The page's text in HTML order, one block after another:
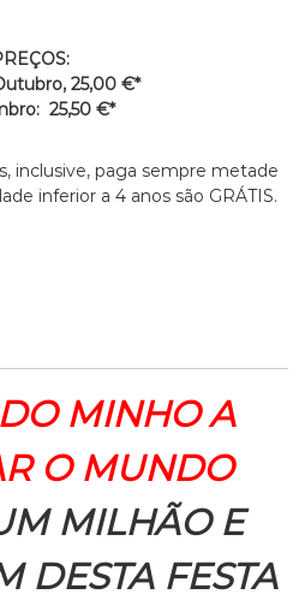
25,00 €*
25,50 €*
inclusive, paga sempre metade
inferior a 4 anos são GRÁTIS.
MINHO A
O MUNDO
MILHÃO E
DESTA FESTA